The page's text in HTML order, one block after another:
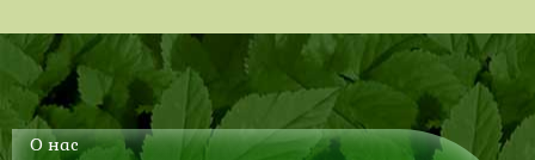
О нас